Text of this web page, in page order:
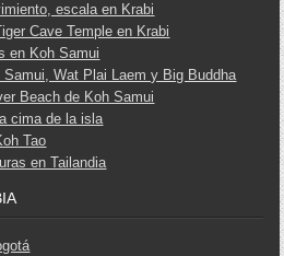
escala en Krabi
Cave Temple en Krabi
en Koh Samui
Wat Plai Laem y Big Buddha
Beach de Koh Samui
cima de la isla
Tao
en Tailandia